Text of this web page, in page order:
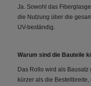
Ja. Sowohl das
die Nutzung über die
UV-beständig.
Warum sind die Bauteile
Das Rollo wird als Bausatz
kürzer als die